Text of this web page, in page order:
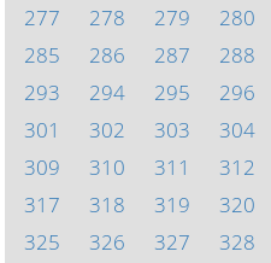
277
278 279 280
285
286 287 288
293
294 295 296
301
302 303 304
309
310 311 312
317
318 319 320
325
326 327 328